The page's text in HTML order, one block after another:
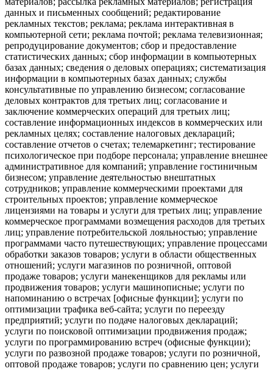
данных и письменных сообщений; редактирование
рекламных текстов; реклама; реклама интерактивная в
компьютерной сети; реклама почтой; реклама телевизионная;
репродуцирование документов; сбор и предоставление
статистических данных; сбор информации в компьютерных
базах данных; сведения о деловых операциях; систематизация
информации в компьютерных базах данных; службы
консультативные по управлению бизнесом; согласование
деловых контрактов для третьих лиц; согласование и
заключение коммерческих операций для третьих лиц;
составление информационных индексов в коммерческих или
рекламных целях; составление налоговых деклараций;
составление отчетов о счетах; телемаркетинг; тестирование
психологическое при подборе персонала; управление внешнее
административное для компаний; управление гостиничным
бизнесом; управление деятельностью внештатных
сотрудников; управление коммерческими проектами для
строительных проектов; управление коммерческое
лицензиями на товары и услуги для третьих лиц; управление
коммерческое программами возмещения расходов для третьих
лиц; управление потребительской лояльностью; управление
программами часто путешествующих; управление процессами
обработки заказов товаров; услуги в области общественных
отношений; услуги магазинов по розничной, оптовой
продаже товаров; услуги манекенщиков для рекламы или
продвижения товаров; услуги машинописные; услуги по
напоминанию о встречах [офисные функции]; услуги по
оптимизации трафика веб-сайта; услуги по переезду
предприятий; услуги по подаче налоговых деклараций;
услуги по поисковой оптимизации продвижения продаж;
услуги по программированию встреч (офисные функции);
услуги по развозной продаже товаров; услуги по розничной,
оптовой продаже товаров; услуги по сравнению цен; услуги